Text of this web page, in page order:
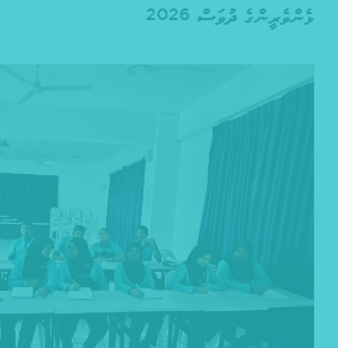
ޅެންވެރީންގެ ދުވަސް 2026